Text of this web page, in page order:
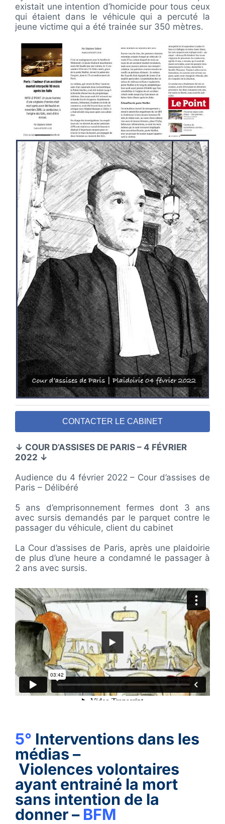
existait une intention d’homicide pour tous ceux
qui étaient dans le véhicule qui a percuté la
jeune victime qui a été trainée sur 350 mètres.
CONTACTER LE CABINET
↓ COUR D’ASSISES DE PARIS – 4 FÉVRIER
2022 ↓
Audience du 4 février 2022 – Cour d’assises de
Paris – Délibéré
5 ans d’emprisonnement fermes dont 3 ans
avec sursis demandés par le parquet contre le
passager du véhicule, client du cabinet
La Cour d’assises de Paris, après une plaidoirie
de plus d’une heure a condamné le passager à
2 ans avec sursis.
5° Interventions dans les
médias –
Violences volontaires
ayant entrainé la mort
sans intention de la
donner – BFM